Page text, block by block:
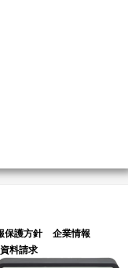
保護方針
企業情報
資料請求